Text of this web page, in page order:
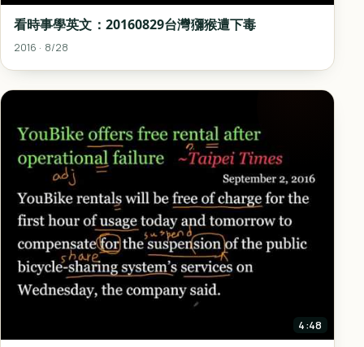
看時事學英文：20160829台灣獼猴遭下毒
2016 · 8/28
4:48